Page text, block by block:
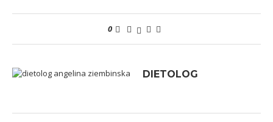
0
DIETOLOG